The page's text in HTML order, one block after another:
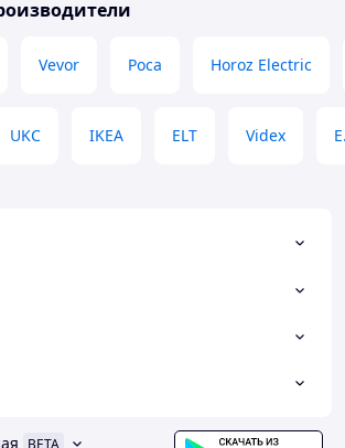
Vevor Роса Horoz Electric
UKC IKEA ELT Videx